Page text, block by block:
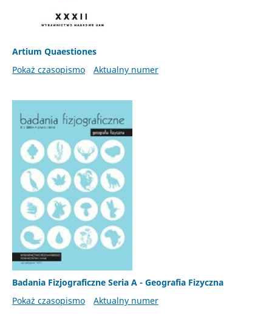
Artium Quaestiones
Pokaż czasopismo
Aktualny numer
Badania Fizjograficzne Seria A - Geografia Fizyczna
Pokaż czasopismo
Aktualny numer